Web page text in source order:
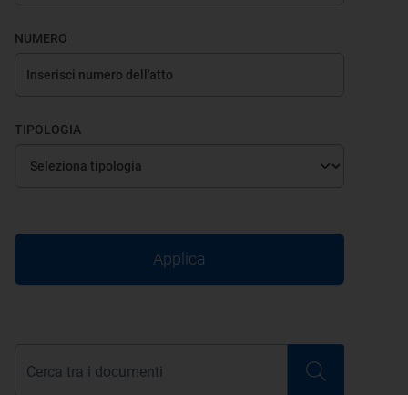
NUMERO
TIPOLOGIA
Applica